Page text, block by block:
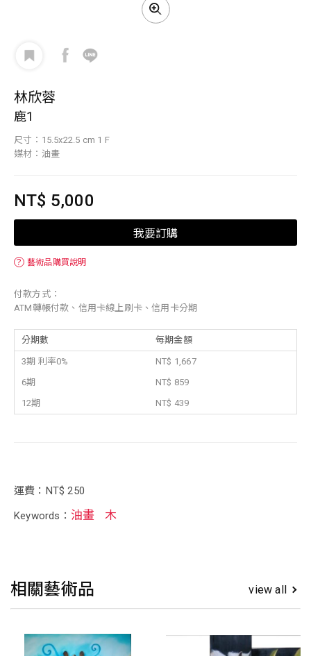
林欣蓉
鹿1
尺寸：15.5x22.5 cm 1 F
媒材：油畫
NT$ 5,000
我要訂購
？ 藝術品購買說明
付款方式：
ATM轉帳付款、信用卡線上刷卡、信用卡分期
分期數 每期金額
3期 利率0%
NT$ 1,667
6期
NT$ 859
12期
NT$ 439
運費：NT$ 250
Keywords： 油畫 木
相關藝術品 view all